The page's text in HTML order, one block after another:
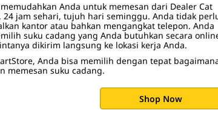
Anda untuk memesan dari Dealer Cat
24 jam sehari, tujuh hari seminggu. Anda tidak
kantor atau bahkan mengangkat telepon. Anda
suku cadang yang Anda butuhkan secara
dikirim langsung ke lokasi kerja Anda.
Anda bisa memilih dengan tepat
memesan suku cadang.
Shop Now